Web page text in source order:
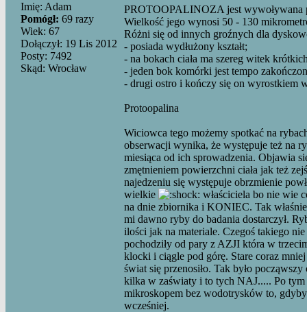
Imię: Adam
Pomógł: 69 razy
Wiek: 67
Dołączył: 19 Lis 2012
Posty: 7492
Skąd: Wrocław
PROTOOPALINOZA jest wywoływana
Wielkość jego wynosi 50 - 130
Różni się od innych groźnych dla
- posiada wydłużony kształt;
- na bokach ciała ma szereg witek
- jeden bok komórki jest tempo
- drugi ostro i kończy się on wyrostkiem
Protoopalina
Wiciowca tego możemy spotkać na
obserwacji wynika, że występuje też na
miesiąca od ich sprowadzenia. Objawia
zmętnieniem powierzchni ciała jak też
najedzeniu się występuje obrzmienie
wielkie
właściciela bo nie wie
na dnie zbiornika i KONIEC. Tak
mi dawno ryby do badania dostarczył.
ilości jak na materiale. Czegoś takiego
pochodziły od pary z AZJI która w
klocki i ciągle pod górę. Stare coraz
świat się przenosiło. Tak było
kilka w zaświaty i to tych NAJ..... Po tym
mikroskopem bez wodotrysków to,
wcześniej.